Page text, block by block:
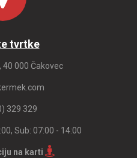
tvrtke
40 000 Čakovec
329 329
Sub: 07:00 - 14:00
na karti